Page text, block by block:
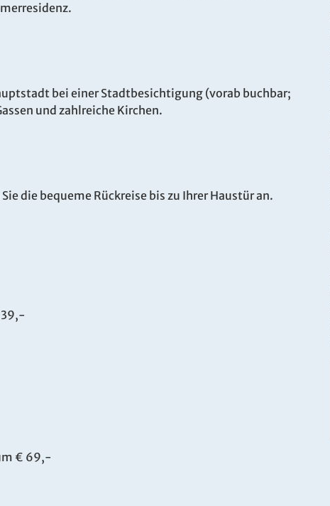
bei einer Stadtbesichtigung (vorab buchbar;
und zahlreiche Kirchen.
die bequeme Rückreise bis zu Ihrer Haustür an.
39,-
€ 69,-